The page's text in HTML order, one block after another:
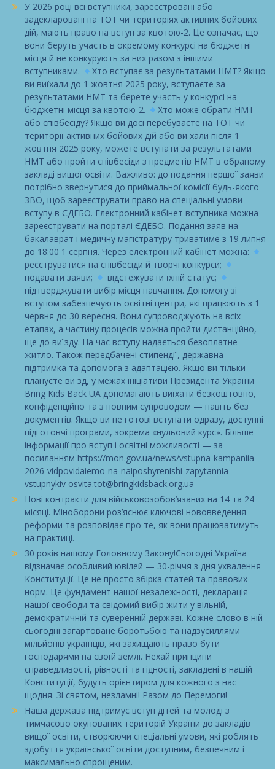
У 2026 році всі вступники, зареєстровані або
задекларовані на ТОТ чи територіях активних бойових
дій, мають право на вступ за квотою-2. Це означає, що
вони беруть участь в окремому конкурсі на бюджетні
місця й не конкурують за них разом з іншими
вступниками.
Хто вступає за результатами НМТ? Якщо
ви виїхали до 1 жовтня 2025 року, вступаєте за
результатами НМТ та берете участь у конкурсі на
бюджетні місця за квотою-2.
Хто може обрати НМТ
або співбесіду? Якщо ви досі перебуваєте на ТОТ чи
території активних бойових дій або виїхали після 1
жовтня 2025 року, можете вступати за результатами
НМТ або пройти співбесіди з предметів НМТ в обраному
закладі вищої освіти. Важливо: до подання першої заяви
потрібно звернутися до приймальної комісії будь-якого
ЗВО, щоб зареєструвати право на спеціальні умови
вступу в ЄДЕБО. Електронний кабінет вступника можна
зареєструвати на порталі ЄДЕБО. Подання заяв на
бакалаврат і медичну магістратуру триватиме з 19 липня
до 18:00 1 серпня. Через електронний кабінет можна:
реєструватися на співбесіди й творчі конкурси;
подавати заяви;
відстежувати їхній статус;
підтверджувати вибір місця навчання. Допомогу зі
вступом забезпечують освітні центри, які працюють з 1
червня до 30 вересня. Вони супроводжують на всіх
етапах, а частину процесів можна пройти дистанційно,
ще до виїзду. На час вступу надається безоплатне
житло. Також передбачені стипендії, державна
підтримка та допомога з адаптацією. Якщо ви тільки
плануєте виїзд, у межах ініціативи Президента України
Bring Kids Back UA допомагають виїхати безкоштовно,
конфіденційно та з повним супроводом — навіть без
документів. Якщо ви не готові вступати одразу, доступні
підготовчі програми, зокрема «нульовий курс». Більше
інформації про вступ і освітні можливості — за
посиланням https://mon.gov.ua/news/vstupna-kampaniia-
2026-vidpovidaiemo-na-naiposhyrenishi-zapytannia-
vstupnykiv osvita.tot@bringkidsback.org.ua
Нові контракти для військовозобовʼязаних на 14 та 24
місяці. Міноборони роз’яснює ключові нововведення
реформи та розповідає про те, як вони працюватимуть
на практиці.
30 років нашому Головному Закону!Сьогодні Україна
відзначає особливий ювілей — 30-річчя з дня ухвалення
Конституції. Це не просто збірка статей та правових
норм. Це фундамент нашої незалежності, декларація
нашої свободи та свідомий вибір жити у вільній,
демократичній та суверенній державі. Кожне слово в ній
сьогодні загартоване боротьбою та надзусиллями
мільйонів українців, які захищають право бути
господарями на своїй землі. Нехай принципи
справедливості, рівності та гідності, закладені в нашій
Конституції, будуть орієнтиром для кожного з нас
щодня. Зі святом, незламні! Разом до Перемоги!
Наша держава підтримує вступ дітей та молоді з
тимчасово окупованих територій України до закладів
вищої освіти, створюючи спеціальні умови, які роблять
здобуття української освіти доступним, безпечним і
максимально спрощеним.